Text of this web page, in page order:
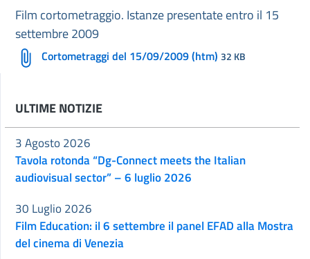
Film cortometraggio. Istanze presentate entro il 15
settembre 2009
Cortometraggi del 15/09/2009 (htm) 32 KB
ULTIME NOTIZIE
Tavola rotonda “Dg-Connect meets the Italian
audiovisual sector” – 6 luglio 2026
3 Agosto 2026
Film Education: il 6 settembre il panel EFAD alla Mostra
del cinema di Venezia
30 Luglio 2026